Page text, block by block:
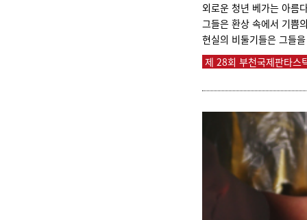
외로운 청년 베가는 아름
그들은 환상 속에서 기쁨
현실의 비둘기들은 그들
제 28회 부천국제판타스